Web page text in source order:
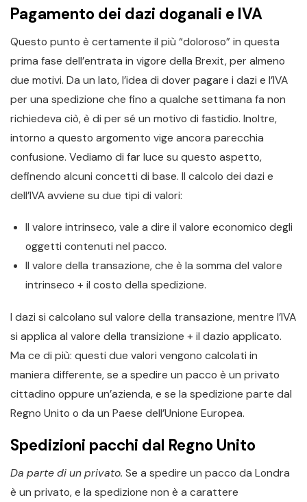
Pagamento dei dazi doganali e IVA
Questo punto è certamente il più “doloroso” in questa
prima fase dell’entrata in vigore della Brexit, per almeno
due motivi. Da un lato, l’idea di dover pagare i dazi e l’IVA
per una spedizione che fino a qualche settimana fa non
richiedeva ciò, è di per sé un motivo di fastidio. Inoltre,
intorno a questo argomento vige ancora parecchia
confusione. Vediamo di far luce su questo aspetto,
definendo alcuni concetti di base. Il calcolo dei dazi e
dell’IVA avviene su due tipi di valori:
Il valore intrinseco, vale a dire il valore economico degli
oggetti contenuti nel pacco.
Il valore della transazione, che è la somma del valore
intrinseco + il costo della spedizione.
I dazi si calcolano sul valore della transazione, mentre l’IVA
si applica al valore della transizione + il dazio applicato.
Ma ce di più: questi due valori vengono calcolati in
maniera differente, se a spedire un pacco è un privato
cittadino oppure un’azienda, e se la spedizione parte dal
Regno Unito o da un Paese dell’Unione Europea.
Spedizioni pacchi dal Regno Unito
Da parte di un privato. Se a spedire un pacco da Londra
è un privato, e la spedizione non è a carattere